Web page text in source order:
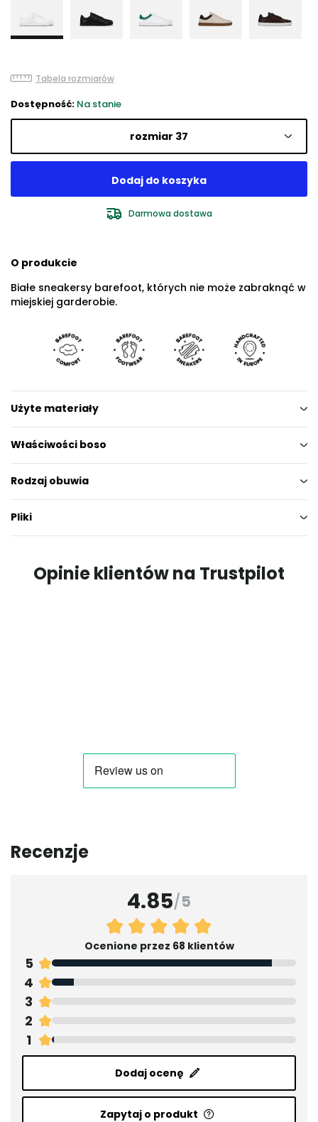
Tabela rozmiarów
Dostępność: Na stanie
rozmiar 37
Darmowa dostawa
O produkcie
Białe sneakersy barefoot, których nie może zabraknąć w
miejskiej garderobie.
Użyte materiały
Właściwości boso
Rodzaj obuwia
Pliki
Opinie klientów na Trustpilot
Recenzje
4.85/5
Ocenione przez 68 klientów
5
4
3
2
1
Dodaj ocenę
Zapytaj o produkt